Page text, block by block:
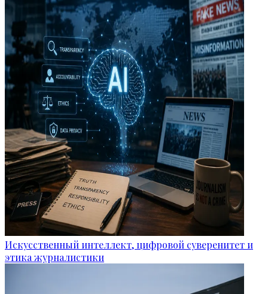
Искусственный интеллект, цифровой суверенитет и
этика журналистики